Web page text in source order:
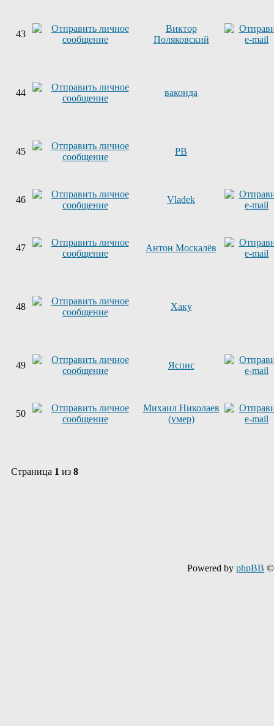
43
Виктор
Поляковский
44 ваконда
45 PB
46 Vladek
47 Антон Москалёв
48 Хаку
49 Яспис
50
Михаил Николаев
(умер)
Страница 1 из 8
Powered by phpBB ©